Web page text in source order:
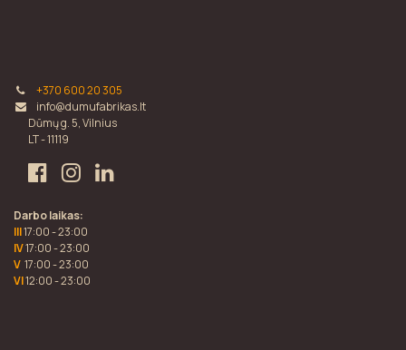
+370 600 20 305
info@dumufabrikas.lt
Dūmų g. 5, Vilnius
LT - 11119
Darbo laikas:
III17:00 - 23:00
IV17:00 - 23:00
V 17:00 - 23:00
VI12:00 - 23:00